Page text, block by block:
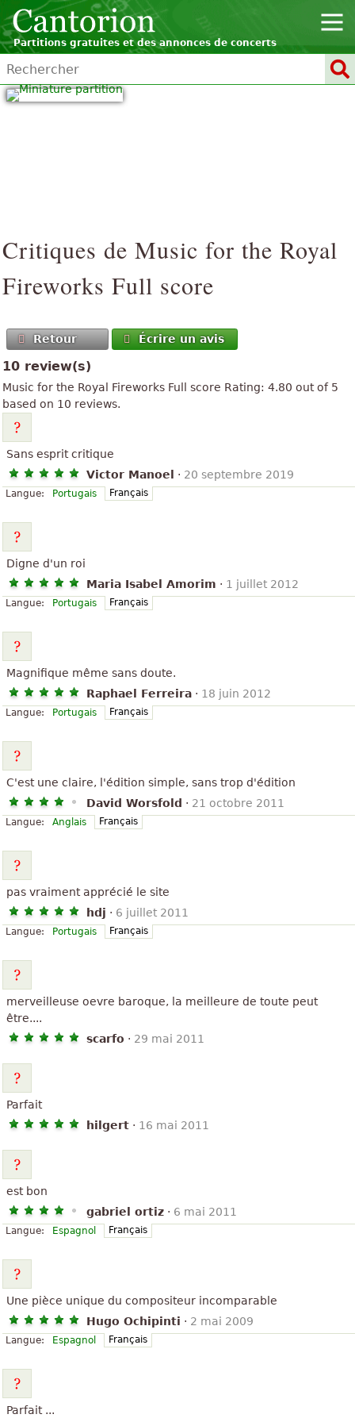
Partitions gratuites et des annonces de concerts
Critiques de Music for the Royal
Fireworks Full score
Retour Écrire un avis
10 review(s)
Music for the Royal Fireworks Full score Rating: 4.80 out of 5
based on 10 reviews.
Sans esprit critique
Victor Manoel
· 20 septembre 2019
Langue: Portugais Français
Digne d'un roi
Maria Isabel Amorim · 1 juillet 2012
Langue: Portugais Français
Magnifique même sans doute.
Raphael Ferreira · 18 juin 2012
Langue: Portugais Français
C'est une claire, l'édition simple, sans trop d'édition
David Worsfold · 21 octobre 2011
Langue: Anglais Français
pas vraiment apprécié le site
hdj · 6 juillet 2011
Langue: Portugais Français
merveilleuse oevre baroque, la meilleure de toute peut
être....
scarfo · 29 mai 2011
Parfait
hilgert · 16 mai 2011
est bon
gabriel ortiz · 6 mai 2011
Langue: Espagnol Français
Une pièce unique du compositeur incomparable
Hugo Ochipinti · 2 mai 2009
Langue: Espagnol Français
Parfait ...